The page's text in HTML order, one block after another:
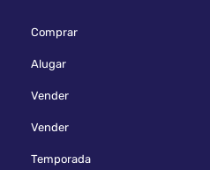
Comprar
Alugar
Vender
Vender
Temporada